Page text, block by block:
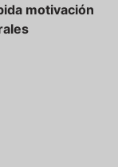
motivación